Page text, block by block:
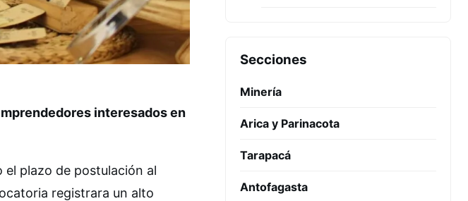
interesados en
el plazo de postulación al
registrara un alto
Secciones
Minería
Arica y Parinacota
Tarapacá
Antofagasta